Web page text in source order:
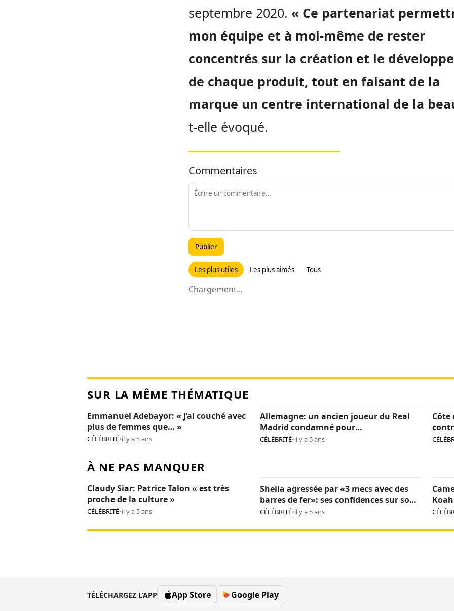
septembre 2020. « Ce partenariat
mon équipe et à moi-même de rester
concentrés sur la création et le
de chaque produit, tout en faisant de la
marque un centre international de la
t-elle évoqué.
Commentaires
Publier
Les plus utiles Les plus aimés Tous
Chargement...
SUR LA MÊME THÉMATIQUE
Emmanuel Adebayor: « J’ai couché avec
plus de femmes que… »
CÉLÉBRITÉ•il y a 5 ans
Allemagne: un ancien joueur du Real
Madrid condamné pour
pédopornographie
CÉLÉBRITÉ•il y a 5 ans
Côte
À NE PAS MANQUER
Claudy Siar: Patrice Talon « est très
proche de la culture »
CÉLÉBRITÉ•il y a 5 ans
Sheila agressée par «3 mecs avec des
barres de fer»: ses confidences sur son
calvaire
CÉLÉBRITÉ•il y a 5 ans
TÉLÉCHARGEZ L’APP App Store Google Play